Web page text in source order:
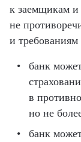
к заемщикам и
не
и требованиям
банк
в
но не
банк